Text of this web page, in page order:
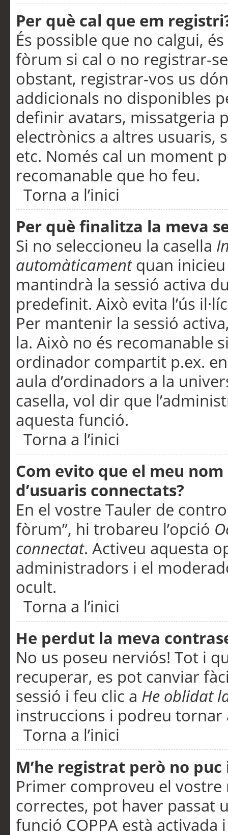
Per què cal que em
És possible que no calgui,
fòrum si cal o no registrar-
obstant, registrar-vos us
addicionals no disponibles
definir avatars, missatgeria
electrònics a altres usuaris,
etc. Només cal un moment
recomanable que ho feu.
Torna a l’inici
Per què finalitza la meva
Si no seleccioneu la casella
automàticamentquan inicieu
mantindrà la sessió activa
predefinit. Això evita l’ús
Per mantenir la sessió
la. Això no és recomanable
ordinador compartit p.ex.
aula d’ordinadors a la
casella, vol dir que
aquesta funció.
Torna a l’inici
Com evito que el meu
d’usuaris connectats?
En el vostre Tauler de
fòrum”, hi trobareu l’opció
connectat. Activeu aquesta
administradors i el
ocult.
Torna a l’inici
He perdut la meva
No us poseu nerviós! Tot i
recuperar, es pot canviar
sessió i feu clic a He oblidat
instruccions i podreu tornar
Torna a l’inici
M’he registrat però no
Primer comproveu el vostre
correctes, pot haver passat
funció COPPA està